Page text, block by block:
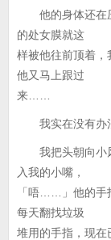
他的身体还在压
的处女膜就这
样被他往前顶着，
他又马上跟过
来……
我实在没有办
我把头朝向小风
入我的小嘴，
「唔……」他的手
每天翻找垃圾
堆用的手指，现在